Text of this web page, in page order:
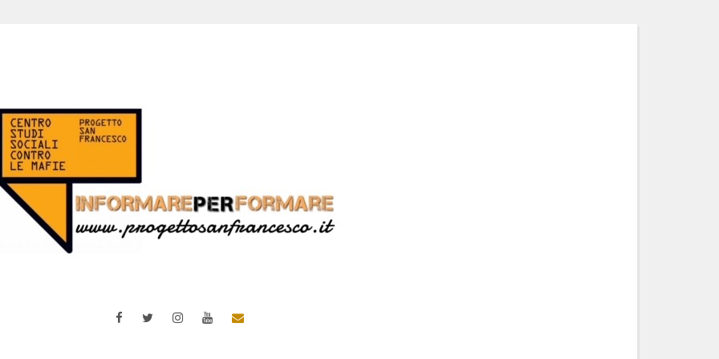
FacebookTwitterInstagramYouTubeEmail